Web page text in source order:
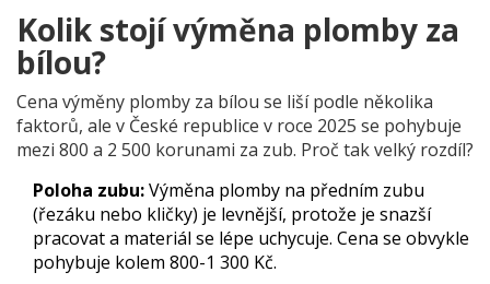
Kolik stojí výměna plomby za
bílou?
Cena výměny plomby za bílou se liší podle několika
faktorů, ale v České republice v roce 2025 se pohybuje
mezi 800 a 2 500 korunami za zub. Proč tak velký rozdíl?
Poloha zubu:Výměna plomby na předním zubu
(řezáku nebo kličky) je levnější, protože je snazší
pracovat a materiál se lépe uchycuje. Cena se obvykle
pohybuje kolem 800-1 300 Kč.